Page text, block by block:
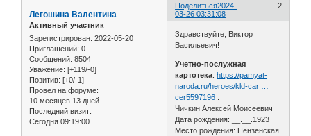
Поделиться 2
2024-
03-26 03:31:08
Легошина Валентина
Активный участник
Зарегистрирован: 2022-05-20
Приглашений: 0
Сообщений: 8504
Уважение: [+119/-0]
Позитив: [+0/-1]
Провел на форуме:
10 месяцев 13 дней
Последний визит:
Сегодня 09:19:00
Здравствуйте, Виктор
Васильевич!
Учетно-послужная
картотека https://pamyat-
naroda.ru/heroes/kld-car …
cer5597196 :
Чичкин Алексей Моисеевич
Дата рождения: __.__.1923
Место рождения: Пензенская